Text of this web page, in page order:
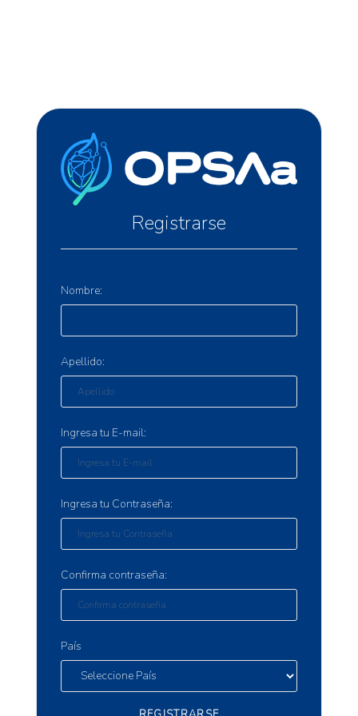
Registrarse
Nombre:
Apellido:
Ingresa tu E-mail:
Ingresa tu Contraseña:
Confirma contraseña:
País